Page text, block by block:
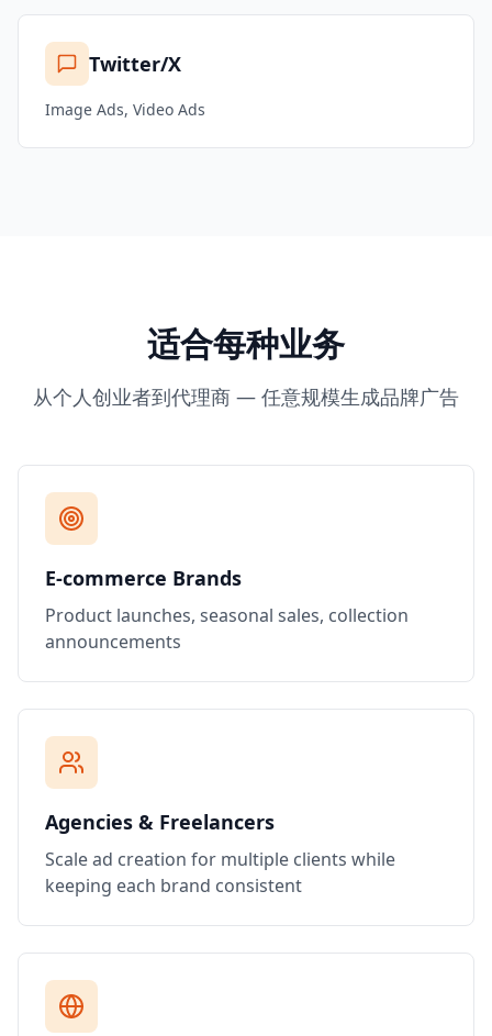
Twitter/X
Image Ads, Video Ads
适合每种业务
从个人创业者到代理商 — 任意规模生成品牌广告
E-commerce Brands
Product launches, seasonal sales, collection
announcements
Agencies & Freelancers
Scale ad creation for multiple clients while
keeping each brand consistent